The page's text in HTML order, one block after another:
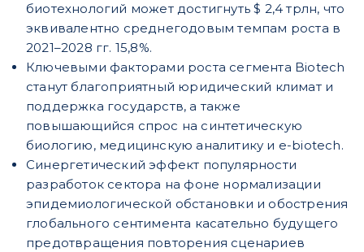
биотехнологий может достигнуть $ 2,4 трлн, что
эквивалентно среднегодовым темпам роста в
2021–2028 гг. 15,8%.
Ключевыми факторами роста сегмента Biotech
станут благоприятный юридический климат и
поддержка государств, а также
повышающийся спрос на синтетическую
биологию, медицинскую аналитику и e-biotech.
Cинергетический эффект популярности
разработок сектора на фоне нормализации
эпидемиологической обстановки и обострения
глобального сентимента касательно будущего
предотвращения повторения сценариев